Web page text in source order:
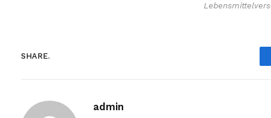
SHARE.
admin